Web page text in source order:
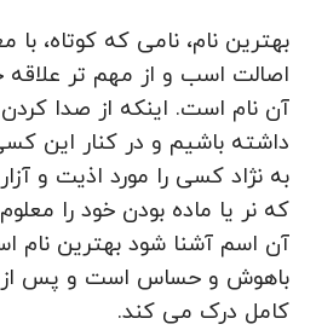
بهترین نام، نامی که کوتاه،
اصالت اسب و از مهم تر
آن نام است. اینکه از صدا
داشته باشیم و در کنار این
به نژاد کسی را مورد اذیت و
که نر یا ماده بودن خود را
آن اسم آشنا شود بهترین نام
باهوش و حساس است و پس از
کامل درک می کند.